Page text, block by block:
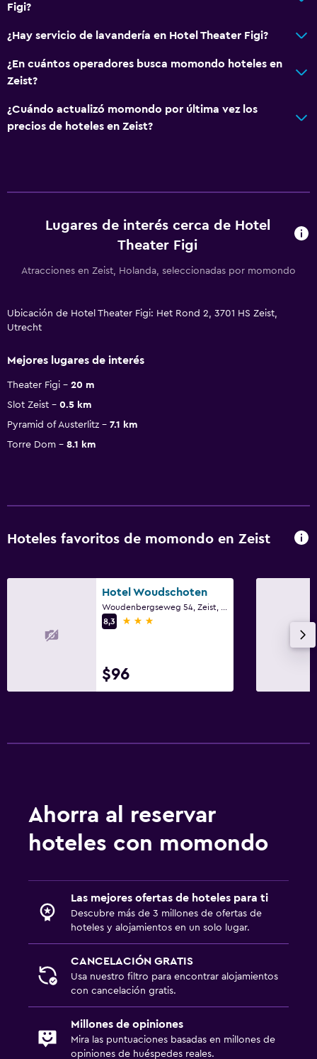
Figi?
¿Hay servicio de lavandería en Hotel Theater Figi?
¿En cuántos operadores busca momondo hoteles en
Zeist?
¿Cuándo actualizó momondo por última vez los
precios de hoteles en Zeist?
Lugares de interés cerca de Hotel
Theater Figi
Atracciones en Zeist, Holanda, seleccionadas por momondo
Ubicación de Hotel Theater Figi: Het Rond 2, 3701 HS Zeist,
Utrecht
Mejores lugares de interés
Theater Figi
20 m
Slot Zeist
0.5 km
Pyramid of Austerlitz
7.1 km
Torre Dom
8.1 km
Hoteles favoritos de momondo en Zeist
Hotel Woudschoten
8,3
3 estrellas
$96
Ahorra al reservar
hoteles con momondo
Las mejores ofertas de hoteles para ti
Descubre más de 3 millones de ofertas de
hoteles y alojamientos en un solo lugar.
CANCELACIÓN GRATIS
Usa nuestro filtro para encontrar alojamientos
con cancelación gratis.
Millones de opiniones
Mira las puntuaciones basadas en millones de
opiniones de huéspedes reales.